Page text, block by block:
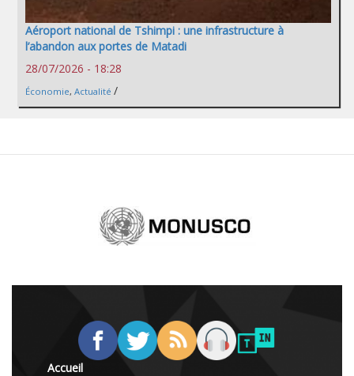
Aéroport national de Tshimpi : une infrastructure à
l’abandon aux portes de Matadi
28/07/2026 - 18:28
Économie, Actualité /
Accueil